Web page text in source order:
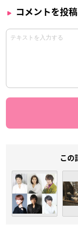
コメントを投
この